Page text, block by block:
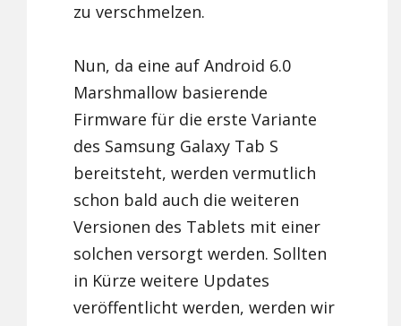
zu verschmelzen.
Nun, da eine auf Android 6.0
Marshmallow basierende
Firmware für die erste Variante
des Samsung Galaxy Tab S
bereitsteht, werden vermutlich
schon bald auch die weiteren
Versionen des Tablets mit einer
solchen versorgt werden. Sollten
in Kürze weitere Updates
veröffentlicht werden, werden wir